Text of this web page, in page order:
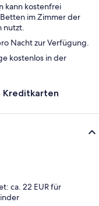
kann kostenfrei
im Zimmer der
nutzt.
Nacht zur Verfügung.
kostenlos in der
Kreditkarten
ca. 22 EUR für